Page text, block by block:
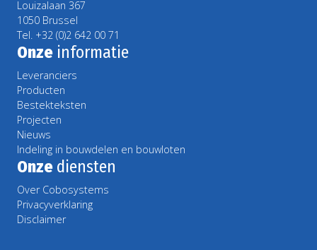
Louizalaan 367
1050 Brussel
Tel. +32 (0)2 642 00 71
Onze informatie
Leveranciers
Producten
Bestekteksten
Projecten
Nieuws
Indeling in bouwdelen en bouwloten
Onze diensten
Over Cobosystems
Privacyverklaring
Disclaimer